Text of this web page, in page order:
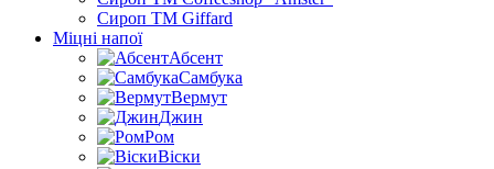
Сироп TM Giffard
Міцні напої
Абсент
Самбука
Вермут
Джин
Ром
Віски